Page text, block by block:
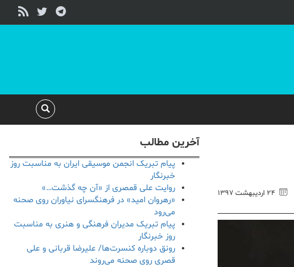
۲۴ اردیبهشت ۱۳۹۷
آخرین مطالب
پیام تبریک انجمن موسیقی ایران به مناسبت روز
خبرنگار
روایت علی قمصری از «آن چه گذشت…»
«رهروان امید» در فرهنگسرای نیاوران روی صحنه
می‌رود
پیام تبریک مدیران فرهنگی و هنری به مناسبت
روز خبرنگار
رونق دوباره کنسرت‌ها/ علیرضا قربانی و علی
قصری روی صحنه می‌روند